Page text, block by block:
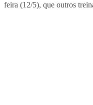
feira (12/5), que outros